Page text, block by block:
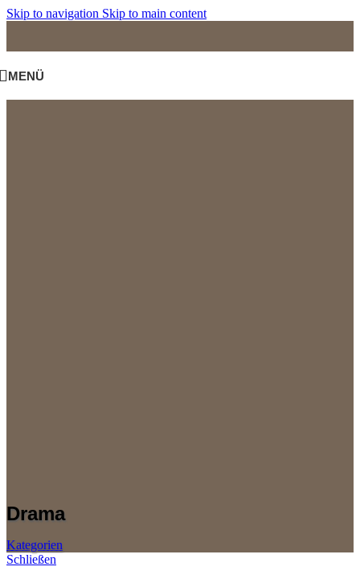
Skip to navigation Skip to main content
MENÜ
Drama
Kategorien
Schließen